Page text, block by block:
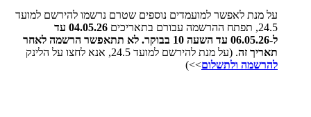
על מנת לאפשר למועמדים נוספים שטרם נרשמו להירשם למועד
24.5, תפתח ההרשמה עבורם בתאריכים
04.05.26 עד
ל-06.05.26 עד השעה 10 בבוקר. לא תתאפשר הרשמה לאחר
תאריך זה. (על מנת להירשם למועד 24.5, אנא לחצו על הלינק
להרשמה ולתשלום>>)